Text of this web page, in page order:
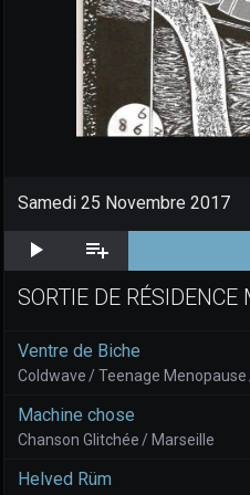
Samedi 25 Novembre 2017
Écouter Ajouter 4 piste(s) à
SORTIE DE
Ventre de Biche
Coldwave / Teenage
Machine chose
Chanson Glitchée / Marseille
Helved Rüm